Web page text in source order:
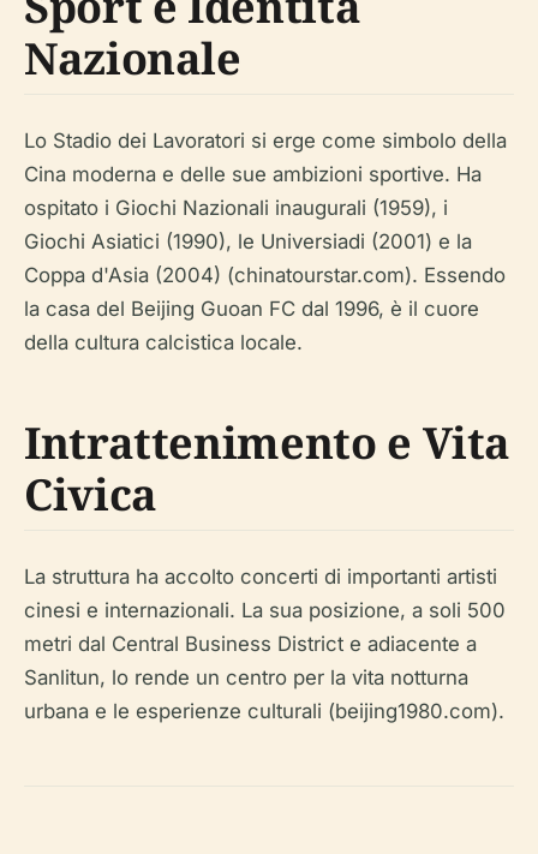
Nazionale
Lo Stadio dei Lavoratori si erge come simbolo della
Cina moderna e delle sue ambizioni sportive. Ha
ospitato i Giochi Nazionali inaugurali (1959), i
Giochi Asiatici (1990), le Universiadi (2001) e la
Coppa d'Asia (2004) (chinatourstar.com). Essendo
la casa del Beijing Guoan FC dal 1996, è il cuore
della cultura calcistica locale.
Intrattenimento e Vita
Civica
La struttura ha accolto concerti di importanti artisti
cinesi e internazionali. La sua posizione, a soli 500
metri dal Central Business District e adiacente a
Sanlitun, lo rende un centro per la vita notturna
urbana e le esperienze culturali (beijing1980.com).